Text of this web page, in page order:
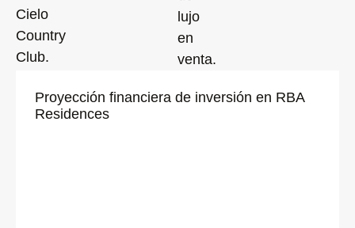
@rbaresidences
Proyección financiera de inversión en RBA
Residences